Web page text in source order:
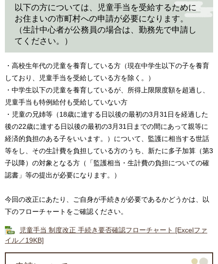
以下の方については、児童手当を受給するために
お住まいの市町村への申請が必要になります。
（生計中心者が公務員の場合は、勤務先で申請し
てください。）
・高校生年代の児童を養育している方（現在中学生以下の子を養育
しており、児童手当を受給している方を除く。）
・中学生以下の児童を養育しているが、所得上限限度額を超過し、
児童手当も特例給付も受給していない方
・児童の兄姉等（18歳に達する日以後の最初の3月31日を経過した
後の22歳に達する日以後の最初の3月31日までの間にあって親等に
経済的負担のある子をいいます。）について、監護に相当する世話
等をし、その生計費を負担している方のうち、新たに多子加算（第3
子以降）の対象となる方（「監護相当・生計費の負担についての確
認書」等の提出が必要になります。）
今回の改正にあたり、ご自身が手続きが必要であるかどうかは、以
下のフローチャートをご確認ください。
児童手当 制度改正 手続き要否確認フローチャート [Excelファ
イル／19KB]